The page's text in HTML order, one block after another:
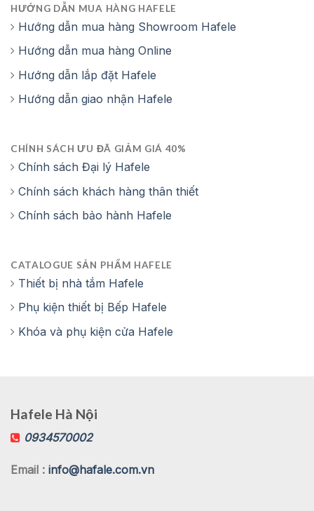
HƯỚNG DẪN MUA HÀNG HAFELE
Hướng dẫn mua hàng Showroom Hafele
Hướng dẫn mua hàng Online
Hướng dẫn lắp đặt Hafele
Hướng dẫn giao nhận Hafele
CHÍNH SÁCH ƯU ĐÃ GIẢM GIÁ 40%
Chính sách Đại lý Hafele
Chính sách khách hàng thân thiết
Chính sách bảo hành Hafele
CATALOGUE SẢN PHẨM HAFELE
Thiết bị nhà tắm Hafele
Phụ kiện thiết bị Bếp Hafele
Khóa và phụ kiện cửa Hafele
Hafele Hà Nội
0934570002
Email : info@hafale.com.vn